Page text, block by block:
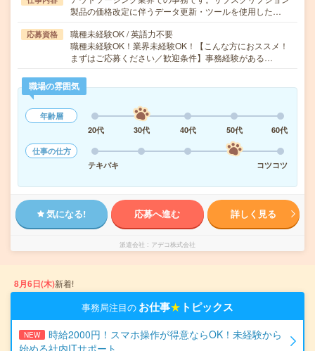
製品の価格改定に伴うデータ更新・ツールを使用した…
応募資格
職種未経験OK / 英語力不要
職種未経験OK！業界未経験OK！【こんな方におススメ！
まずはご応募ください／歓迎条件】事務経験がある…
職場の雰囲気
年齢層
20代
30代 40代 50代
60代
仕事の仕方
テキパキ
コツコツ
気になる! 応募へ進む 詳しく見る
派遣会社 アデコ株式会社
8月6日(木)新着!
事務局注目の お仕事★ トピックス
NEW
時給2000円！スマホ操作が得意ならOK！未経験から
始める社内ITサポート